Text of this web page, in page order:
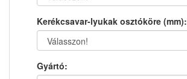
Kerékcsavar-lyukak osztóköre (mm):
Gyártó: